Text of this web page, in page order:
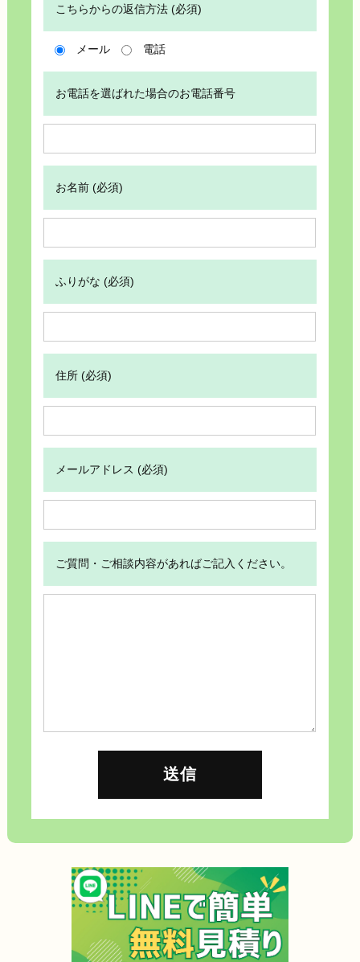
こちらからの返信方法 (必須)
メール 電話
お電話を選ばれた場合のお電話番号
お名前 (必須)
ふりがな (必須)
住所 (必須)
メールアドレス (必須)
ご質問・ご相談内容があればご記入ください。